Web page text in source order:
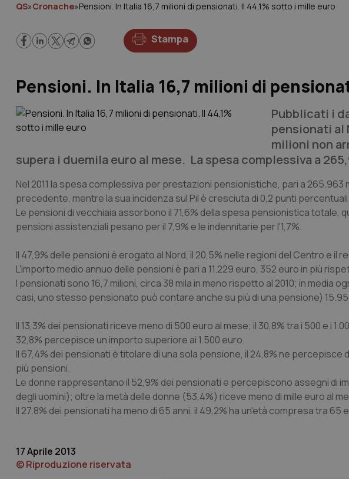
QS»Cronache»Pensioni. In Italia 16,7 milioni di pensionati. Il 44,1% sotto i mille euro
Stampa
Pensioni. In Italia 16,7 milioni di
Pubblicati i
pensionati al
milioni non
supera i duemila euro al mese. La spesa complessiva a
Nel 2011 la spesa complessiva per prestazioni pensionistiche, pari a
precedente, mentre la sua incidenza sul Pil è cresciuta di 0,2 punti
Le pensioni di vecchiaia assorbono il 71,6% della spesa pensionistica totale,
pensioni assistenziali pesano per il 7,9% e le indennitarie per l'1,7%.
Il 47,9% delle pensioni è erogato al Nord, il 20,5% nelle regioni del Centro e il
L'importo medio annuo delle pensioni è pari a 11.229 euro, 352 euro in più
I pensionati sono 16,7 milioni, circa 38 mila in meno rispetto al 2010; in media
casi, uno stesso pensionato può contare anche su più di una pensione)
Il 13,3% dei pensionati riceve meno di 500 euro al mese; il 30,8% tra i 500 e i
32,8% percepisce un importo superiore ai 1.500 euro.
Il 67,4% dei pensionati è titolare di una sola pensione, il 24,8% ne
più pensioni.
Le donne rappresentano il 52,9% dei pensionati e percepiscono assegni di
degli uomini); oltre la metà delle donne (53,4%) riceve meno di mille euro al
Il 27,8% dei pensionati ha meno di 65 anni, il 49,2% ha un'età compresa tra 65
17 Aprile 2013
© Riproduzione riservata